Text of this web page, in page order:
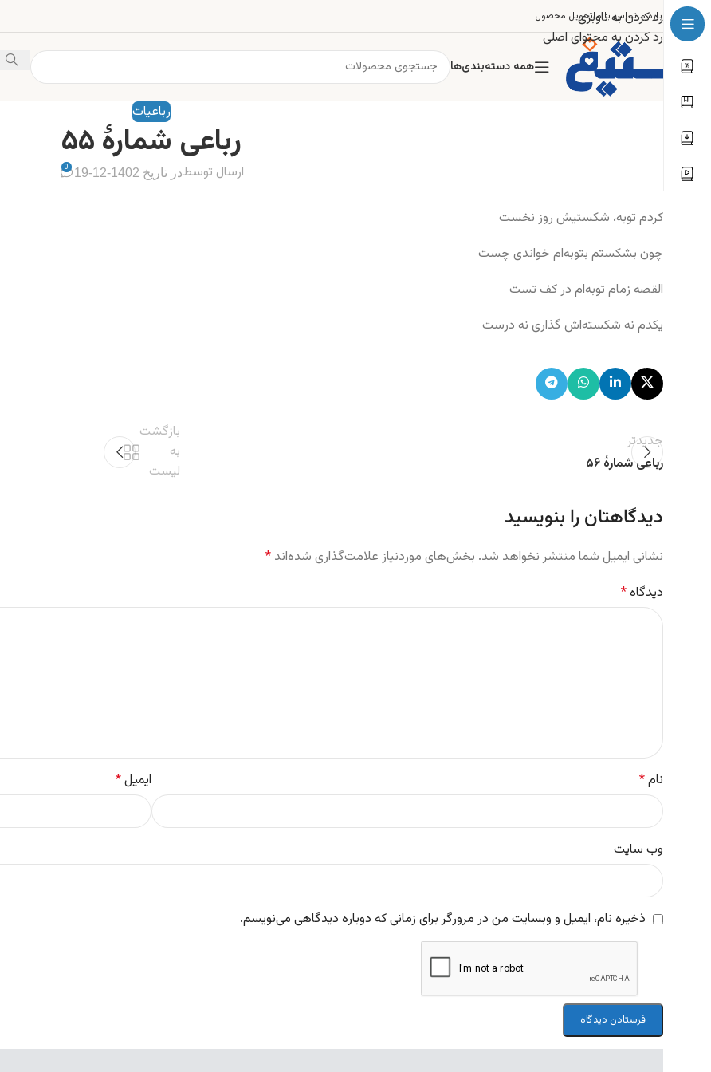
رد کردن به ناوبری
رد کردن به محتوای اصلی
درباره ماتماس با ماتحویل محصول
همه دسته‌بندی‌ها
رباعیات
رباعی شمارهٔ ۵۵
ارسال توسطدر تاریخ 1402-12-19 0
کردم توبه، شکستیش روز نخست
چون بشکستم بتوبه‌ام خواندی چست
القصه زمام توبه‌ام در کف تست
یکدم نه شکسته‌اش گذاری نه درست
جدیدتر
رباعی شمارهٔ ۵۶
بازگشت
به
لیست
دیدگاهتان را بنویسید
نشانی ایمیل شما منتشر نخواهد شد. بخش‌های موردنیاز علامت‌گذاری شده‌اند *
دیدگاه*
نام* ایمیل*
وب‌ سایت
ذخیره نام، ایمیل و وبسایت من در مرورگر برای زمانی که دوباره دیدگاهی می‌نویسم.